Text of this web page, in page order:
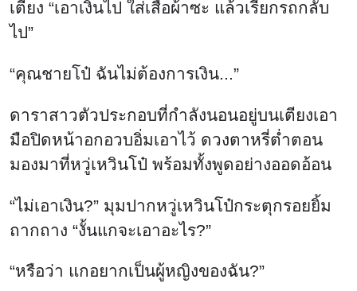
ดาราสาวตัวประกอบที่กำลังนอนอยู่บนเตียงเอา
มือปิดหน้าอกอวบอิ่มเอาไว้ ดวงตาหรี่ต่ำตอน
มองมาที่หวู่เหวินโป๋ พร้อมทั้งพูดอย่างออดอ้อน
“ไม่เอาเงิน?” มุมปากหวู่เหวินโป๋กระตุกรอยยิ้ม
ถากถาง “งั้นแกจะเอาอะไร?”
“หรือว่า แกอยากเป็นผู้หญิงของฉัน?”